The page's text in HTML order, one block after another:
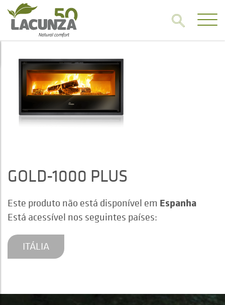
GOLD-1000 PLUS
Este produto não está disponível em Espanha
Está acessível nos seguintes países:
ITÁLIA